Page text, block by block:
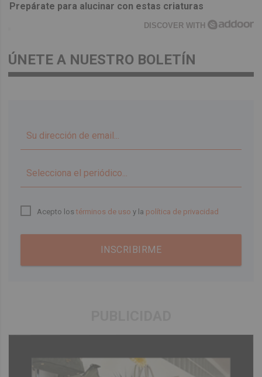
Prepárate para alucinar con estas criaturas
DISCOVER WITH
ÚNETE A NUESTRO BOLETÍN
Acepto lostérminos de uso y la política de privacidad
INSCRIBIRME